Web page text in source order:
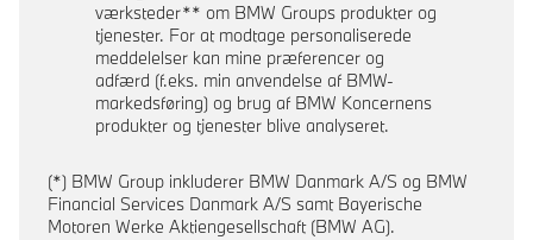
værksteder** om BMW Groups produkter og
tjenester. For at modtage personaliserede
meddelelser kan mine præferencer og
adfærd (f.eks. min anvendelse af BMW-
markedsføring) og brug af BMW Koncernens
produkter og tjenester blive analyseret.
(*) BMW Group inkluderer BMW Danmark A/S og BMW
Financial Services Danmark A/S samt Bayerische
Motoren Werke Aktiengesellschaft (BMW AG).